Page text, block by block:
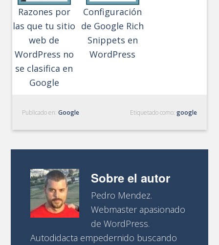
Razones por
las que tu sitio
web de
WordPress no
se clasifica en
Google
Configuración
de Google Rich
Snippets en
WordPress
Publicado en:Google Etiquetado como: google
Sobre el autor
Pedro Mendez.
Webmaster apasionado
de WordPress.
Autodidacta empedernido buscando